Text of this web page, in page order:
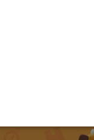
TURKISH